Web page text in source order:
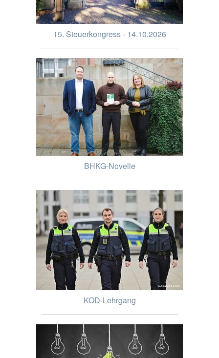
15. Steuerkongress - 14.10.2026
BHKG-Novelle
KOD-Lehrgang